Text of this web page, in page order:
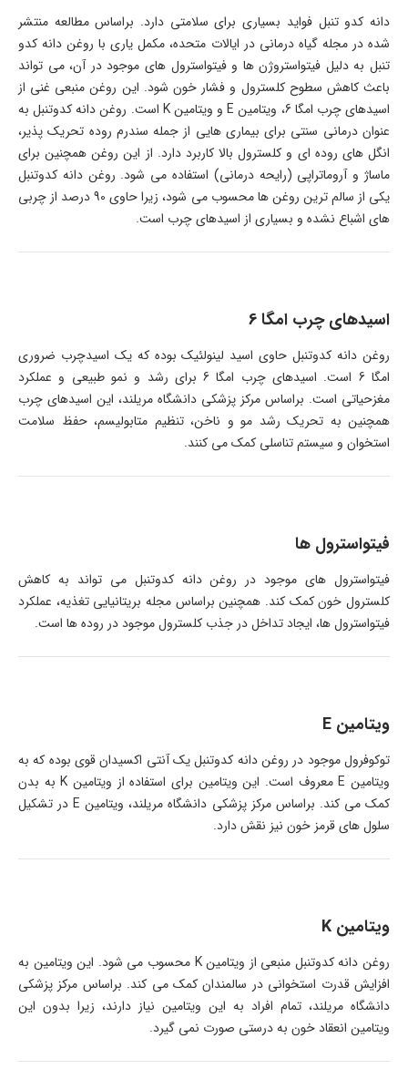
دانه کدو تنبل فواید بسیاری برای سلامتی دارد. براساس مطالعه منتشر
شده در مجله گیاه درمانی در ایالات متحده، مکمل یاری با روغن دانه کدو
تنبل به دلیل فیتواستروژن ها و فیتواسترول های موجود در آن، می تواند
باعث کاهش سطوح کلسترول و فشار خون شود. این روغن منبعی غنی از
اسیدهای چرب امگا 6، ویتامین E و ویتامین K است. روغن دانه کدوتنبل به
عنوان درمانی سنتی برای بیماری هایی از جمله سندرم روده تحریک پذیر،
انگل های روده ای و کلسترول بالا کاربرد دارد. از این روغن همچنین برای
ماساژ و آروماتراپی (رایحه درمانی) استفاده می شود. روغن دانه کدوتنبل
یکی از سالم ترین روغن ها محسوب می شود، زیرا حاوی 90 درصد از چربی
های اشباع نشده و بسیاری از اسیدهای چرب است.
اسیدهای چرب امگا 6
روغن دانه کدوتنبل حاوی اسید لینولئیک بوده که یک اسیدچرب ضروری
امگا 6 است. اسیدهای چرب امگا 6 برای رشد و نمو طبیعی و عملکرد
مغزحیاتی است. براساس مرکز پزشکی دانشگاه مریلند، این اسیدهای چرب
همچنین به تحریک رشد مو و ناخن، تنظیم متابولیسم، حفظ سلامت
استخوان و سیستم تناسلی کمک می کنند.
فیتواسترول ها
فیتواسترول های موجود در روغن دانه کدوتنبل می تواند به کاهش
کلسترول خون کمک کند. همچنین براساس مجله بریتانیایی تغذیه، عملکرد
فیتواسترول ها، ایجاد تداخل در جذب کلسترول موجود در روده ها است.
ویتامین E
توکوفرول موجود در روغن دانه کدوتنبل یک آنتی اکسیدان قوی بوده که به
ویتامین E معروف است. این ویتامین برای استفاده از ویتامین K به بدن
کمک می کند. براساس مرکز پزشکی دانشگاه مریلند، ویتامین E در تشکیل
سلول های قرمز خون نیز نقش دارد.
ویتامین K
روغن دانه کدوتنبل منبعی از ویتامین K محسوب می شود. این ویتامین به
افزایش قدرت استخوانی در سالمندان کمک می کند. براساس مرکز پزشکی
دانشگاه مریلند، تمام افراد به این ویتامین نیاز دارند، زیرا بدون این
ویتامین انعقاد خون به درستی صورت نمی گیرد.